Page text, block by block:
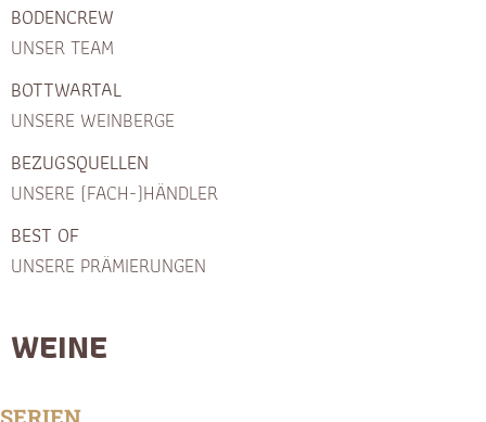
BODENCREW
UNSER TEAM
BOTTWARTAL
UNSERE WEINBERGE
BEZUGSQUELLEN
UNSERE (FACH-)HÄNDLER
BEST OF
UNSERE PRÄMIERUNGEN
WEINE